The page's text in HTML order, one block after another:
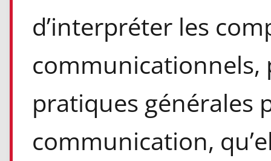
d’interpréter les
communicationnels,
pratiques générales
communication,